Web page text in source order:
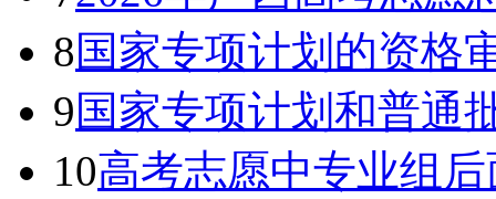
8国家专项计划的资格
9国家专项计划和普通
10高考志愿中专业组